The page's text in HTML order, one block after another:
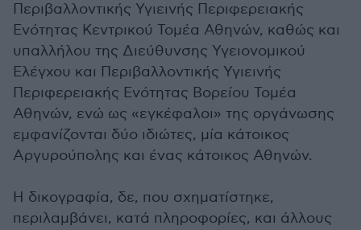
Περιβαλλοντικής Υγιεινής Περιφερειακής
Ενότητας Κεντρικού Τομέα Αθηνών, καθώς και
υπαλλήλου της Διεύθυνσης Υγειονομικού
Ελέγχου και Περιβαλλοντικής Υγιεινής
Περιφερειακής Ενότητας Βορείου Τομέα
Αθηνών, ενώ ως «εγκέφαλοι» της οργάνωσης
εμφανίζονται δύο ιδιώτες, μία κάτοικος
Αργυρούπολης και ένας κάτοικος Αθηνών.
Η δικογραφία, δε, που σχηματίστηκε,
περιλαμβάνει, κατά πληροφορίες, και άλλους